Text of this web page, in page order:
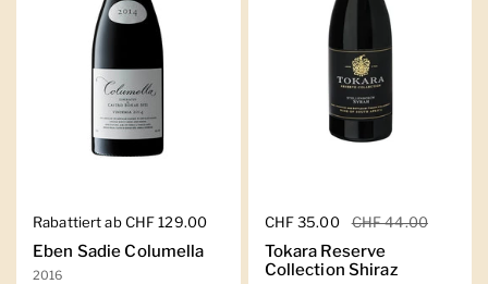
Regulärer Preis
Rabattiert ab CHF 129.00
Eben Sadie Columella
2016
Regulärer Preis
CHF 35.00 Sale-Preis
CHF 44.00
Tokara Reserve
Collection Shiraz